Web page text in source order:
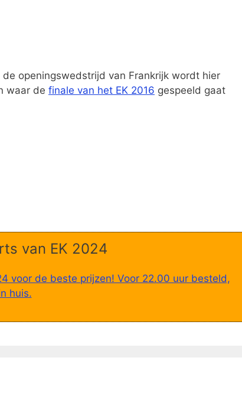
openingswedstrijd van Frankrijk wordt hier
waar de finale van het EK 2016 gespeeld gaat
van EK 2024
voor de beste prijzen! Voor 22.00 uur besteld,
huis.